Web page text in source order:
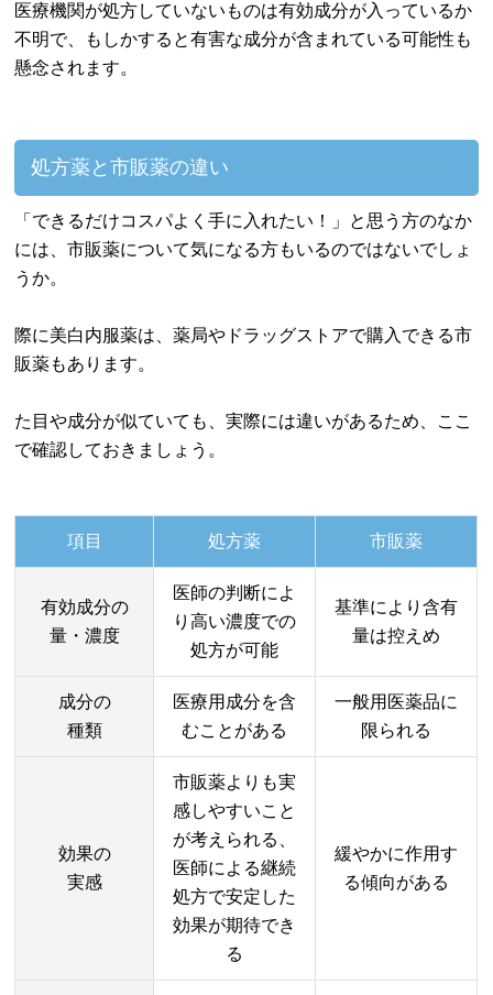
医療機関が処方していないものは有効成分が入っているか
不明で、もしかすると有害な成分が含まれている可能性も
懸念されます。
処方薬と市販薬の違い
「できるだけコスパよく手に入れたい！」と思う方のなか
には、市販薬について気になる方もいるのではないでしょ
うか。
際に美白内服薬は、薬局やドラッグストアで購入できる市
販薬もあります。
た目や成分が似ていても、実際には違いがあるため、ここ
で確認しておきましょう。
項目 処方薬 市販薬
有効成分の
量・濃度
医師の判断によ
り高い濃度での
処方が可能
基準により含有
量は控えめ
成分の
種類
医療用成分を含
むことがある
一般用医薬品に
限られる
効果の
実感
市販薬よりも実
感しやすいこと
が考えられる、
医師による継続
処方で安定した
効果が期待でき
る
緩やかに作用す
る傾向がある